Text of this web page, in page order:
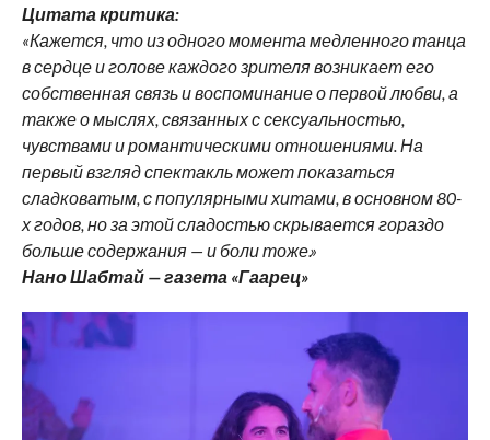
Цитата критика:
«Кажется, что из одного момента медленного танца
в сердце и голове каждого зрителя возникает его
собственная связь и воспоминание о первой любви, а
также о мыслях, связанных с сексуальностью,
чувствами и романтическими отношениями. На
первый взгляд спектакль может показаться
сладковатым, с популярными хитами, в основном 80-
х годов, но за этой сладостью скрывается гораздо
больше содержания — и боли тоже.»
Нано Шабтай — газета «Гаарец»